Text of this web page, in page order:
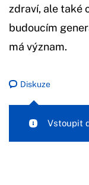
zdraví, ale také
budoucím
má význam.
Diskuze
Vstoupit